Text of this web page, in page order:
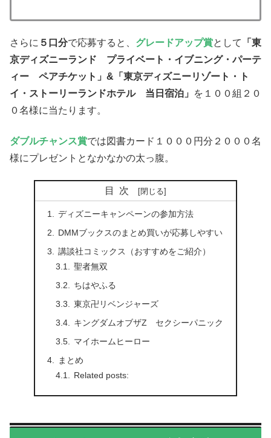
さらに ５口分で応募すると、 グレードアップ賞として
「東
京ディズニーランド プライベート・イブニング・パーテ
ィー ペアチケット」&「東京ディズニーリゾート・ト
イ・ストーリーランドホテル 当日宿泊」
を１００組２０
０名様に当たります。
ダブルチャンス賞では図書カード１０００円分２０００名
様にプレゼントとなかなかの太っ腹。
目次
ディズニーキャンペーンの参加方法
DMMブックスのまとめ買いが応募しやすい
講談社コミックス（おすすめをご紹介）
聖者無双
ちはやふる
東京卍リベンジャーズ
キングダムオブザZ セクシーパニック
マイホームヒーロー
まとめ
Related posts: